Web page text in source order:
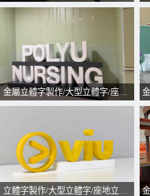
金屬立體字製作/大型立體字/座地立體字/訂製立體字